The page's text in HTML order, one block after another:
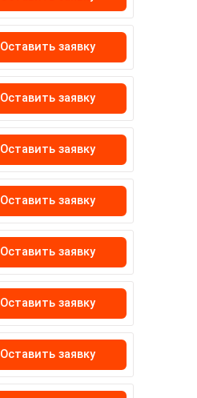
Оставить заявку
Оставить заявку
Оставить заявку
Оставить заявку
Оставить заявку
Оставить заявку
Оставить заявку